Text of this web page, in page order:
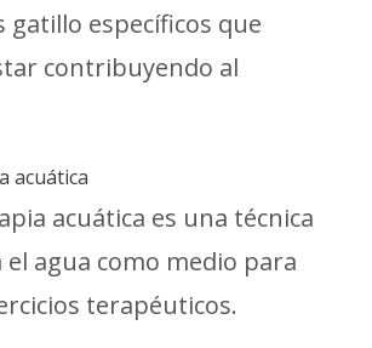
gatillo específicos que
contribuyendo al
acuática
acuática es una técnica
agua como medio para
terapéuticos.